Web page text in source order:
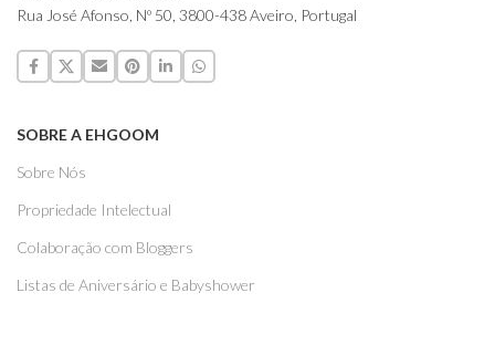
Rua José Afonso, Nº 50, 3800-438 Aveiro, Portugal
SOBRE A EHGOOM
Sobre Nós
Propriedade Intelectual
Colaboração com Bloggers
Listas de Aniversário e Babyshower